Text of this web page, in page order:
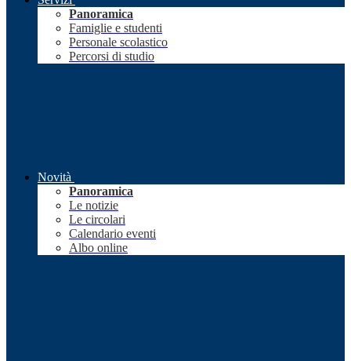
Panoramica
Famiglie e studenti
Personale scolastico
Percorsi di studio
Novità
Panoramica
Le notizie
Le circolari
Calendario eventi
Albo online